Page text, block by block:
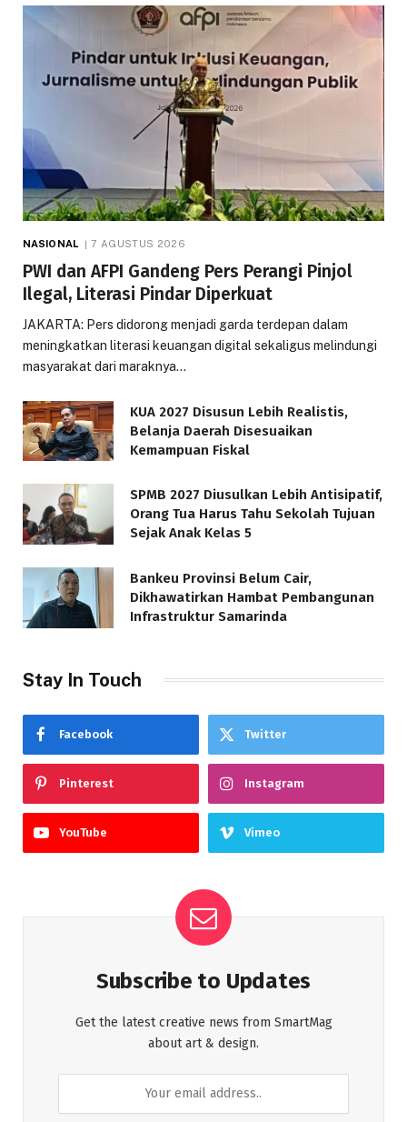
NASIONAL 7 AGUSTUS 2026
PWI dan AFPI Gandeng Pers Perangi Pinjol
Ilegal, Literasi Pindar Diperkuat
JAKARTA: Pers didorong menjadi garda terdepan dalam
meningkatkan literasi keuangan digital sekaligus melindungi
masyarakat dari maraknya…
KUA 2027 Disusun Lebih Realistis,
Belanja Daerah Disesuaikan
Kemampuan Fiskal
SPMB 2027 Diusulkan Lebih Antisipatif,
Orang Tua Harus Tahu Sekolah Tujuan
Sejak Anak Kelas 5
Bankeu Provinsi Belum Cair,
Dikhawatirkan Hambat Pembangunan
Infrastruktur Samarinda
Stay In Touch
Facebook Twitter
Pinterest Instagram
YouTube Vimeo
Subscribe to Updates
Get the latest creative news from SmartMag
about art & design.